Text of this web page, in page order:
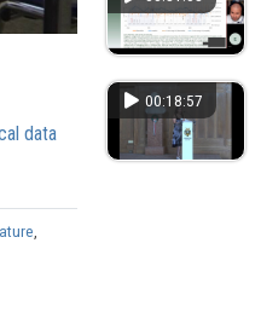
data
,
00:18:57